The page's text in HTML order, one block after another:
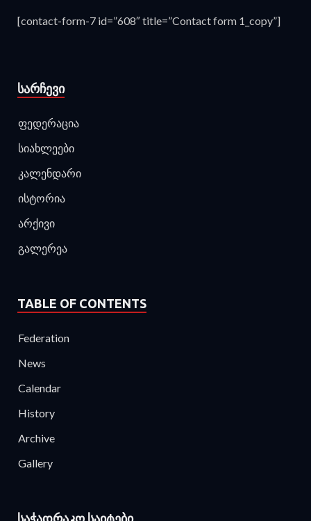
[contact-form-7 id=”608″ title=”Contact form 1_copy”]
ᲡᲐᲠᲩᲔᲕᲘ
ფედერაცია
სიახლეები
კალენდარი
ისტორია
არქივი
გალერეა
TABLE OF CONTENTS
Federation
News
Calendar
History
Archive
Gallery
ᲡᲐᲭᲐᲓᲠᲐᲙᲝ ᲡᲐᲘᲢᲔᲑᲘ